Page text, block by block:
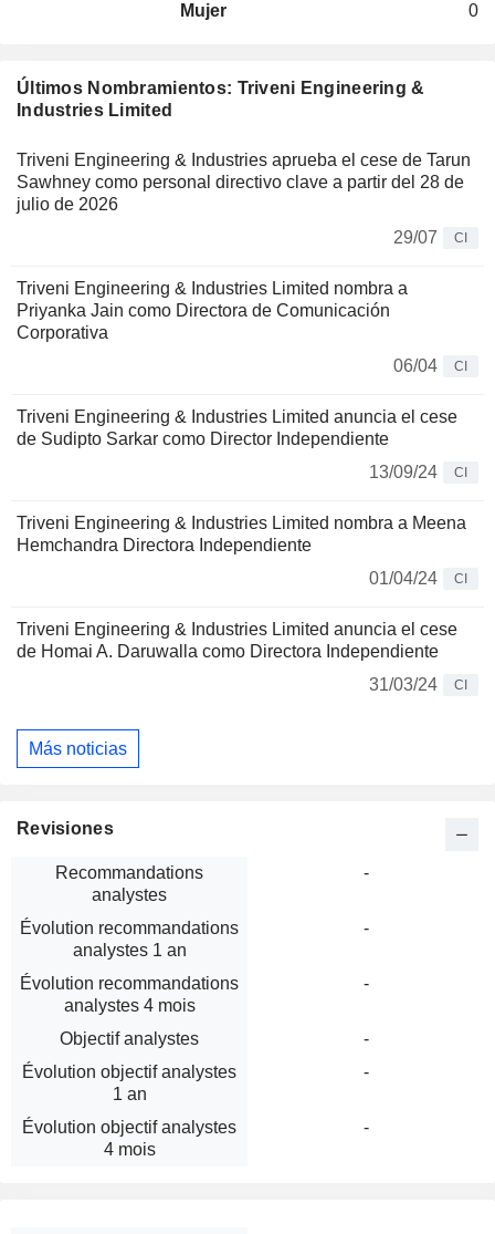
Últimos Nombramientos: Triveni Engineering &
Industries Limited
Triveni Engineering & Industries aprueba el cese de Tarun
Sawhney como personal directivo clave a partir del 28 de
julio de 2026
29/07
CI
Triveni Engineering & Industries Limited nombra a
Priyanka Jain como Directora de Comunicación
Corporativa
06/04
CI
Triveni Engineering & Industries Limited anuncia el cese
de Sudipto Sarkar como Director Independiente
13/09/24
CI
Triveni Engineering & Industries Limited nombra a Meena
Hemchandra Directora Independiente
01/04/24
CI
Triveni Engineering & Industries Limited anuncia el cese
de Homai A. Daruwalla como Directora Independiente
31/03/24
CI
Más noticias
Mujer
0
Revisiones
Recommandations
analystes
-
Évolution recommandations
analystes 1 an
-
Évolution recommandations
analystes 4 mois
-
Objectif analystes
-
Évolution objectif analystes
1 an
-
Évolution objectif analystes
4 mois
-